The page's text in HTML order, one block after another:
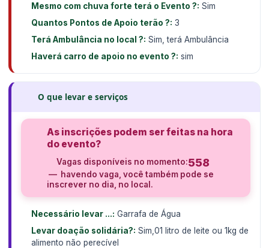
Mesmo com chuva forte terá o Evento ?: Sim
Quantos Pontos de Apoio terão ?: 3
Terá Ambulância no local ?: Sim, terá Ambulância
Haverá carro de apoio no evento ?: sim
O que levar e serviços
As inscrições podem ser feitas na hora
do evento?
Vagas disponíveis no momento:558
— havendo vaga, você também pode se
inscrever no dia, no local.
Necessário levar ...: Garrafa de Água
Levar doação solidária?: Sim,01 litro de leite ou 1kg de
alimento não perecível